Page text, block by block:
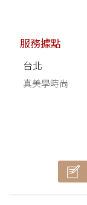
服務據點
台北
真美學時尚